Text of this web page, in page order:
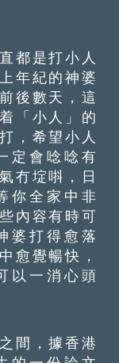
都是打小人
年紀的神婆
後數天，這
「小人」的
，希望小人
定會唸唸有
冇埞唞，日
你全家中非
內容有時可
婆打得愈落
愈覺暢快，
以一消心頭
間，據香港